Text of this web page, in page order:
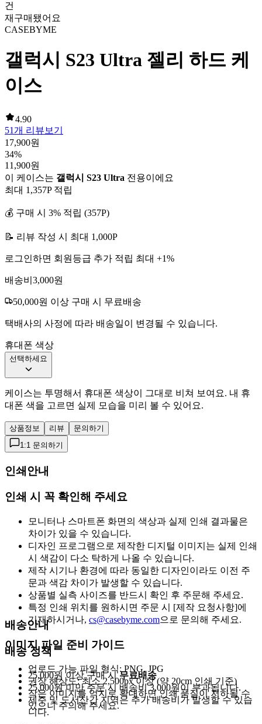
건
재구매됐어요
CASEBYME
갤럭시 S23 Ultra 젤리 하드 케
이스
4.90
51개 리뷰보기
17,900원
34%
11,900원
이 케이스는 갤럭시 S23 Ultra 전용이에요
최대 1,357P 적립
💰 구매 시 3% 적립 (357P)
📝 리뷰 작성 시 최대 1,000P
로그인하면 회원등급 추가 적립 최대 +1%
배송비 3,000원
50,000원 이상 구매 시 무료배송
택배사의 사정에 따라 배송일이 변경될 수 있습니다.
휴대폰 색상
선택하세요
케이스는 투명해서 휴대폰 색상이 그대로 비쳐 보여요. 내 휴
대폰 색을 고르면 실제 모습을 미리 볼 수 있어요.
상품정보 리뷰
문의하기
1:1 문의하기
인쇄안내
인쇄 시 꼭 확인해 주세요
모니터나 스마트폰 화면의 색상과 실제 인쇄 결과물은
차이가 있을 수 있습니다.
디자인 프로그램으로 제작한 디지털 이미지는 실제 인쇄
시 색감이 다소 탁하게 나올 수 있습니다.
제작 시기나 환경에 따라 동일한 디자인이라도 이전 주
문과 색감 차이가 발생할 수 있습니다.
상품별 실측 사이즈를 반드시 확인 후 주문해 주세요.
특정 인쇄 위치를 원하시면 주문 시 [제작 요청사항]에
기재하시거나, cs@casebyme.com으로 문의해 주세요.
이미지 파일 준비 가이드
업로드 가능 파일 형식: PNG, JPG
권장 해상도: 최소 2,500px 이상 (약 20cm 인쇄 기준)
작은 이미지를 억지로 확대하면 인쇄 품질이 저하될 수
있으니 주의해 주세요.
배송안내
배송 정책
25,000원 이상 구매 시무료배송
25,000원 미만 주문 시 배송비 3,000원이 부과됩니다.
제주 및 도서산간 지역은 추가 배송비가 발생할 수 있습
니다.